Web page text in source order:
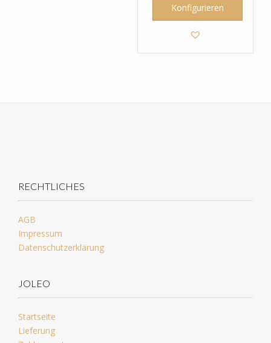
Konfigurieren
RECHTLICHES
AGB
Impressum
Datenschutzerklärung
JOLEO
Startseite
Lieferung